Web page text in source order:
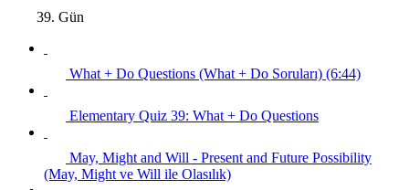
39. Gün
What + Do Questions (What + Do Soruları) (6:44)
Elementary Quiz 39: What + Do Questions
May, Might and Will - Present and Future Possibility
(May, Might ve Will ile Olasılık)